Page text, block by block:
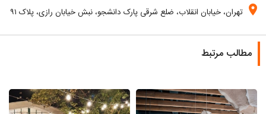
location_on تهران، خیابان انقلاب، ضلع شرقی پارک دانشجو، نبش خیابان رازی، پلاک ۹۱
مطالب مرتبط